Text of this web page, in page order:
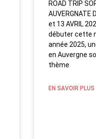
ROAD TRIP
AUVERGNATE
et 13 AVRIL
débuter cette
année 2025,
en Auvergne
thème
EN SAVOIR PLUS